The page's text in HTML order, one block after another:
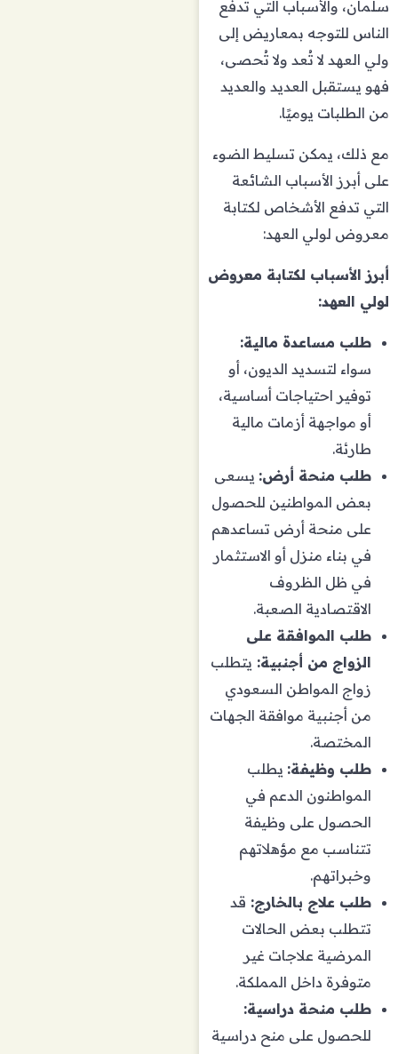
سلمان، والأسباب التي تدفع
الناس للتوجه بمعاريض إلى
ولي العهد لا تُعد ولا تُحصى،
فهو يستقبل العديد والعديد
من الطلبات يوميًا.
مع ذلك، يمكن تسليط الضوء
على أبرز الأسباب الشائعة
التي تدفع الأشخاص لكتابة
معروض لولي العهد:
أبرز الأسباب لكتابة معروض
لولي العهد:
طلب مساعدة مالية:
سواء لتسديد الديون، أو
توفير احتياجات أساسية،
أو مواجهة أزمات مالية
طارئة.
طلب منحة أرض: يسعى
بعض المواطنين للحصول
على منحة أرض تساعدهم
في بناء منزل أو الاستثمار
في ظل الظروف
الاقتصادية الصعبة.
طلب الموافقة على
الزواج من أجنبية: يتطلب
زواج المواطن السعودي
من أجنبية موافقة الجهات
المختصة.
طلب وظيفة: يطلب
المواطنون الدعم في
الحصول على وظيفة
تتناسب مع مؤهلاتهم
وخبراتهم.
طلب علاج بالخارج: قد
تتطلب بعض الحالات
المرضية علاجات غير
متوفرة داخل المملكة.
طلب منحة دراسية:
للحصول على منح دراسية